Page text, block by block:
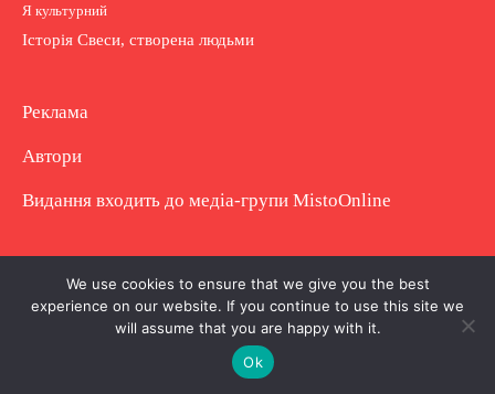
Я культурний
Історія Свеси, створена людьми
Реклама
Автори
Видання входить до медіа-групи MistoOnline
Copyright © Повне використання матеріалу
заборонено. Частково можна з гіперпосиланням.
We use cookies to ensure that we give you the best
experience on our website. If you continue to use this site we
will assume that you are happy with it.
Ok